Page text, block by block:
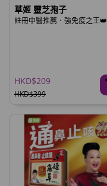
草姬 靈芝孢子
註冊中醫推薦．強免疫之王👑
HKD$209
HKD$399